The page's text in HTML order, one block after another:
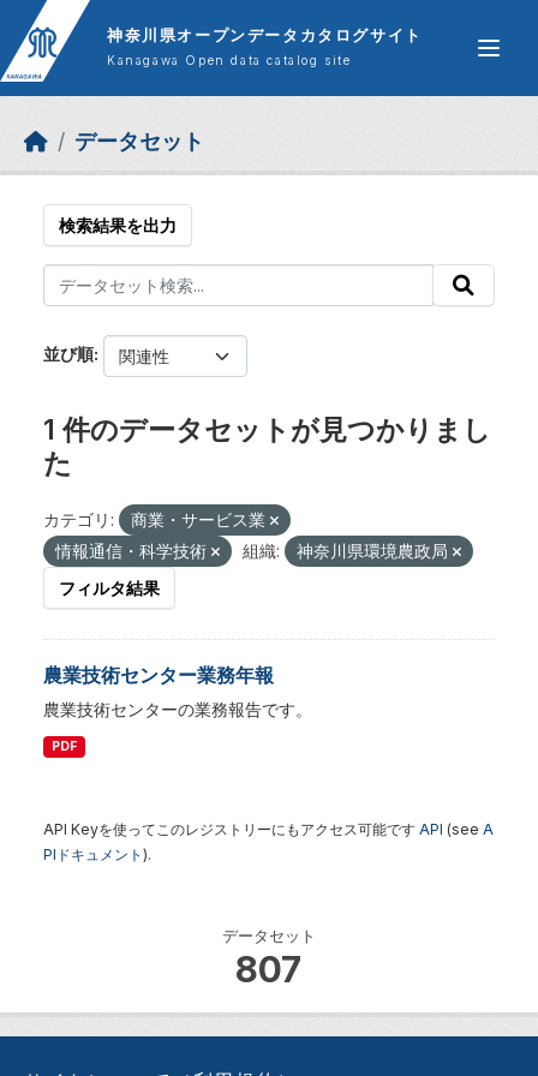
Skip to main content
神奈川県オープンデータカタログサイト
Kanagawa Open data catalog site
データセット
データセット
807
検索結果を出力
並び順
1 件のデータセットが見つかりまし
た
カテゴリ:
商業・サービス業
情報通信・科学技術
組織:
神奈川県環境農政局
フィルタ結果
農業技術センター業務年報
農業技術センターの業務報告です。
PDF
API Keyを使ってこのレジストリーにもアクセス可能です API (see A
PIドキュメント ).